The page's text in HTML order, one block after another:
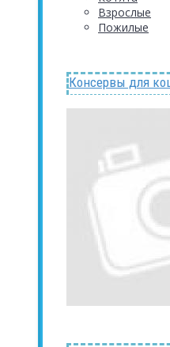
Взрослые
Пожилые
Консервы для